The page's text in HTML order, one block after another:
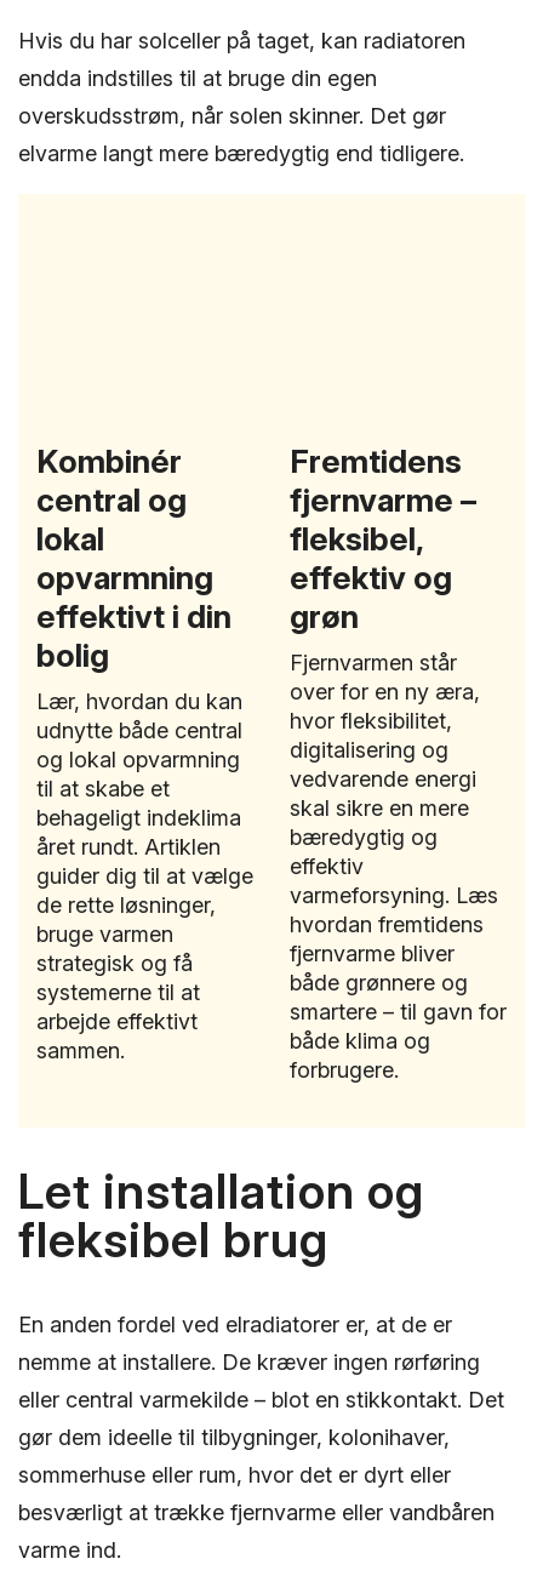
Hvis du har solceller på taget, kan radiatoren
endda indstilles til at bruge din egen
overskudsstrøm, når solen skinner. Det gør
elvarme langt mere bæredygtig end tidligere.
Kombinér
central og
lokal
opvarmning
effektivt i din
bolig
Lær, hvordan du kan
udnytte både central
og lokal opvarmning
til at skabe et
behageligt indeklima
året rundt. Artiklen
guider dig til at vælge
de rette løsninger,
bruge varmen
strategisk og få
systemerne til at
arbejde effektivt
sammen.
Fremtidens
fjernvarme –
fleksibel,
effektiv og
grøn
Fjernvarmen står
over for en ny æra,
hvor fleksibilitet,
digitalisering og
vedvarende energi
skal sikre en mere
bæredygtig og
effektiv
varmeforsyning. Læs
hvordan fremtidens
fjernvarme bliver
både grønnere og
smartere – til gavn for
både klima og
forbrugere.
Let installation og
fleksibel brug
En anden fordel ved elradiatorer er, at de er
nemme at installere. De kræver ingen rørføring
eller central varmekilde – blot en stikkontakt. Det
gør dem ideelle til tilbygninger, kolonihaver,
sommerhuse eller rum, hvor det er dyrt eller
besværligt at trække fjernvarme eller vandbåren
varme ind.